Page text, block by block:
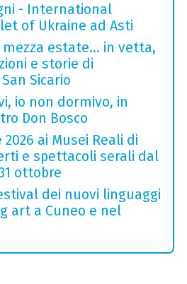
- International
of Ukraine ad Asti
estate… in vetta,
e storie di
Sicario
io non dormivo, in
Don Bosco
ai Musei Reali di
e spettacoli serali dal
ottobre
dei nuovi linguaggi
art a Cuneo e nel